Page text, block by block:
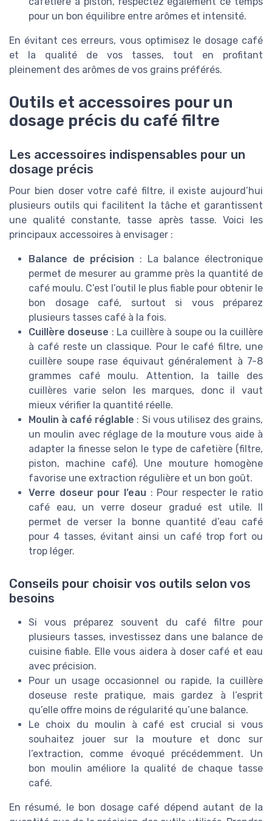
pour un bon équilibre entre arômes et intensité.
En évitant ces erreurs, vous optimisez le dosage café
et la qualité de vos tasses, tout en profitant
pleinement des arômes de vos grains préférés.
Outils et accessoires pour un
dosage précis du café filtre
Les accessoires indispensables pour un
dosage précis
Pour bien doser votre café filtre, il existe aujourd’hui
plusieurs outils qui facilitent la tâche et garantissent
une qualité constante, tasse après tasse. Voici les
principaux accessoires à envisager :
Balance de précision : La balance électronique
permet de mesurer au gramme près la quantité de
café moulu. C’est l’outil le plus fiable pour obtenir le
bon dosage café, surtout si vous préparez
plusieurs tasses café à la fois.
Cuillère doseuse : La cuillère à soupe ou la cuillère
à café reste un classique. Pour le café filtre, une
cuillère soupe rase équivaut généralement à 7-8
grammes café moulu. Attention, la taille des
cuillères varie selon les marques, donc il vaut
mieux vérifier la quantité réelle.
Moulin à café réglable : Si vous utilisez des grains,
un moulin avec réglage de la mouture vous aide à
adapter la finesse selon le type de cafetière (filtre,
piston, machine café). Une mouture homogène
favorise une extraction régulière et un bon goût.
Verre doseur pour l’eau : Pour respecter le ratio
café eau, un verre doseur gradué est utile. Il
permet de verser la bonne quantité d’eau café
pour 4 tasses, évitant ainsi un café trop fort ou
trop léger.
Conseils pour choisir vos outils selon vos
besoins
Si vous préparez souvent du café filtre pour
plusieurs tasses, investissez dans une balance de
cuisine fiable. Elle vous aidera à doser café et eau
avec précision.
Pour un usage occasionnel ou rapide, la cuillère
doseuse reste pratique, mais gardez à l’esprit
qu’elle offre moins de régularité qu’une balance.
Le choix du moulin à café est crucial si vous
souhaitez jouer sur la mouture et donc sur
l’extraction, comme évoqué précédemment. Un
bon moulin améliore la qualité de chaque tasse
café.
En résumé, le bon dosage café dépend autant de la